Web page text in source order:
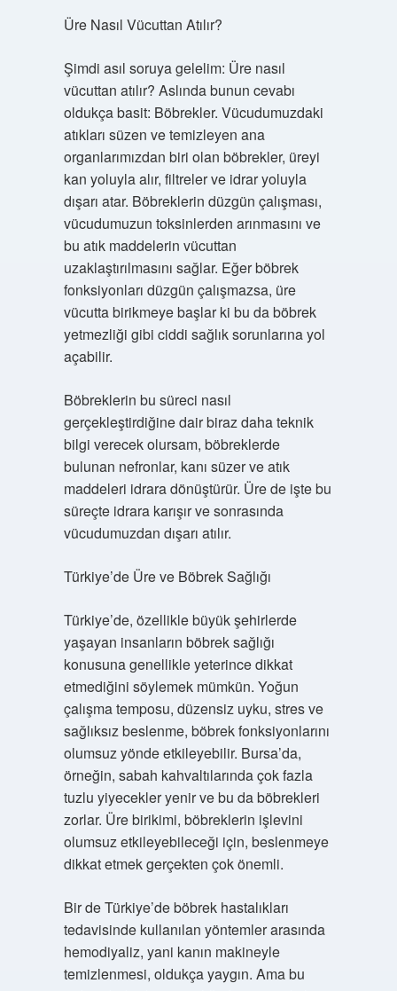
Üre Nasıl Vücuttan Atılır?
Şimdi asıl soruya gelelim: Üre nasıl
vücuttan atılır? Aslında bunun cevabı
oldukça basit: Böbrekler. Vücudumuzdaki
atıkları süzen ve temizleyen ana
organlarımızdan biri olan böbrekler, üreyi
kan yoluyla alır, filtreler ve idrar yoluyla
dışarı atar. Böbreklerin düzgün çalışması,
vücudumuzun toksinlerden arınmasını ve
bu atık maddelerin vücuttan
uzaklaştırılmasını sağlar. Eğer böbrek
fonksiyonları düzgün çalışmazsa, üre
vücutta birikmeye başlar ki bu da böbrek
yetmezliği gibi ciddi sağlık sorunlarına yol
açabilir.
Böbreklerin bu süreci nasıl
gerçekleştirdiğine dair biraz daha teknik
bilgi verecek olursam, böbreklerde
bulunan nefronlar, kanı süzer ve atık
maddeleri idrara dönüştürür. Üre de işte bu
süreçte idrara karışır ve sonrasında
vücudumuzdan dışarı atılır.
Türkiye’de Üre ve Böbrek Sağlığı
Türkiye’de, özellikle büyük şehirlerde
yaşayan insanların böbrek sağlığı
konusuna genellikle yeterince dikkat
etmediğini söylemek mümkün. Yoğun
çalışma temposu, düzensiz uyku, stres ve
sağlıksız beslenme, böbrek fonksiyonlarını
olumsuz yönde etkileyebilir. Bursa’da,
örneğin, sabah kahvaltılarında çok fazla
tuzlu yiyecekler yenir ve bu da böbrekleri
zorlar. Üre birikimi, böbreklerin işlevini
olumsuz etkileyebileceği için, beslenmeye
dikkat etmek gerçekten çok önemli.
Bir de Türkiye’de böbrek hastalıkları
tedavisinde kullanılan yöntemler arasında
hemodiyaliz, yani kanın makineyle
temizlenmesi, oldukça yaygın. Ama bu